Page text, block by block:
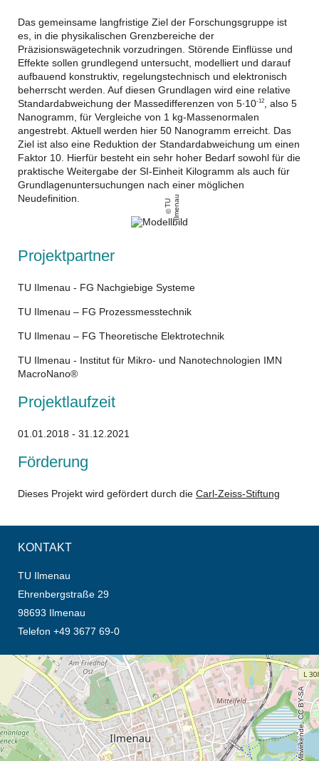
Das gemeinsame langfristige Ziel der Forschungsgruppe ist
es, in die physikalischen Grenzbereiche der
Präzisionswägetechnik vorzudringen. Störende Einflüsse und
Effekte sollen grundlegend untersucht, modelliert und darauf
aufbauend konstruktiv, regelungstechnisch und elektronisch
beherrscht werden. Auf diesen Grundlagen wird eine relative
Standardabweichung der Massedifferenzen von 5∙10-12
, also 5
Nanogramm, für Vergleiche von 1 kg-Massenormalen
angestrebt. Aktuell werden hier 50 Nanogramm erreicht. Das
Ziel ist also eine Reduktion der Standardabweichung um einen
Faktor 10. Hierfür besteht ein sehr hoher Bedarf sowohl für die
praktische Weitergabe der SI-Einheit Kilogramm als auch für
Grundlagenuntersuchungen nach einer möglichen
Neudefinition.
T
U
Il
m
e
n
a u
Projektpartner
TU Ilmenau - FG Nachgiebige Systeme
TU Ilmenau – FG Prozessmesstechnik
TU Ilmenau – FG Theoretische Elektrotechnik
TU Ilmenau - Institut für Mikro- und Nanotechnologien IMN
MacroNano®
Projektlaufzeit
01.01.2018 - 31.12.2021
Förderung
Dieses Projekt wird gefördert durch die Carl-Zeiss-Stiftung
KONTAKT
TU Ilmenau
Ehrenbergstraße 29
98693 Ilmenau
Telefon +49 3677 69-0
Öffnet die Anfahrtsbeschreibung in neuem Tab (Karte)